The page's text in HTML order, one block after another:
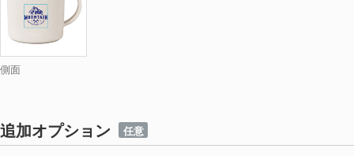
側面
追加オプション 任意